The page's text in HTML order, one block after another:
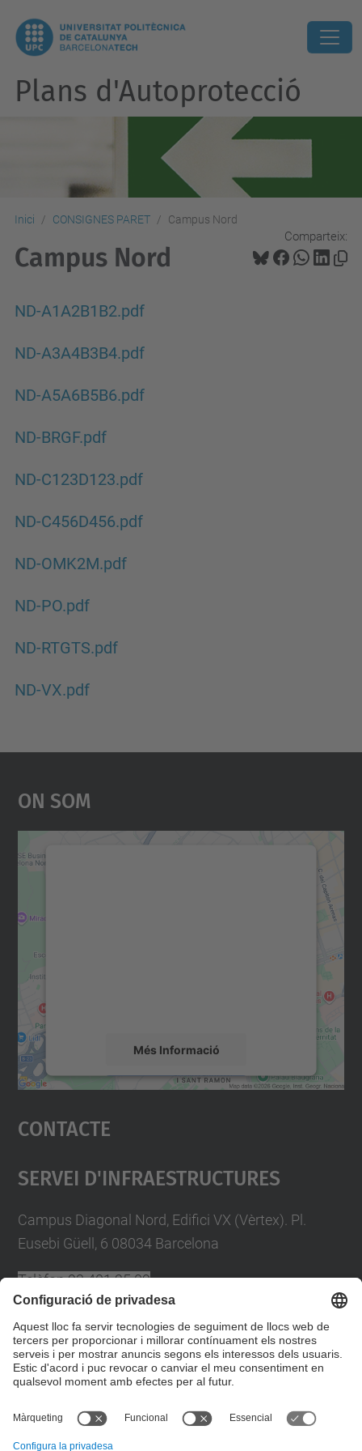
Plans d'Autoprotecció
Inici CONSIGNES PARET Campus Nord
Comparteix:
Campus Nord
ND-A1A2B1B2.pdf
ND-A3A4B3B4.pdf
ND-A5A6B5B6.pdf
ND-BRGF.pdf
ND-C123D123.pdf
ND-C456D456.pdf
ND-OMK2M.pdf
ND-PO.pdf
ND-RTGTS.pdf
ND-VX.pdf
On Som
Més Informació
Accepta
powered by
Contacte
Servei D'Infraestructures
Campus Diagonal Nord, Edifici VX (Vèrtex). Pl.
Eusebi Güell, 6 08034 Barcelona
Telèfon93 401 25 09
Directori UPC
Formulari de contacte